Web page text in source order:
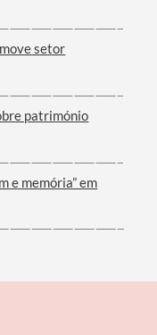
setor
património
e memória” em